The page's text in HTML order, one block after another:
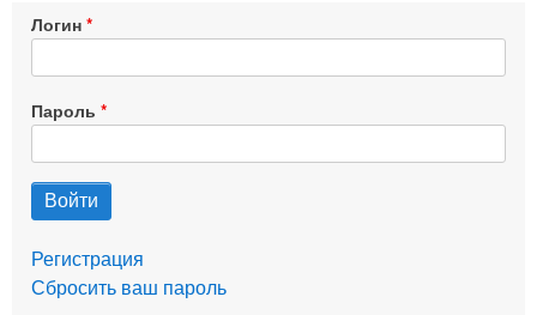
Логин
Пароль
Регистрация
Сбросить ваш пароль